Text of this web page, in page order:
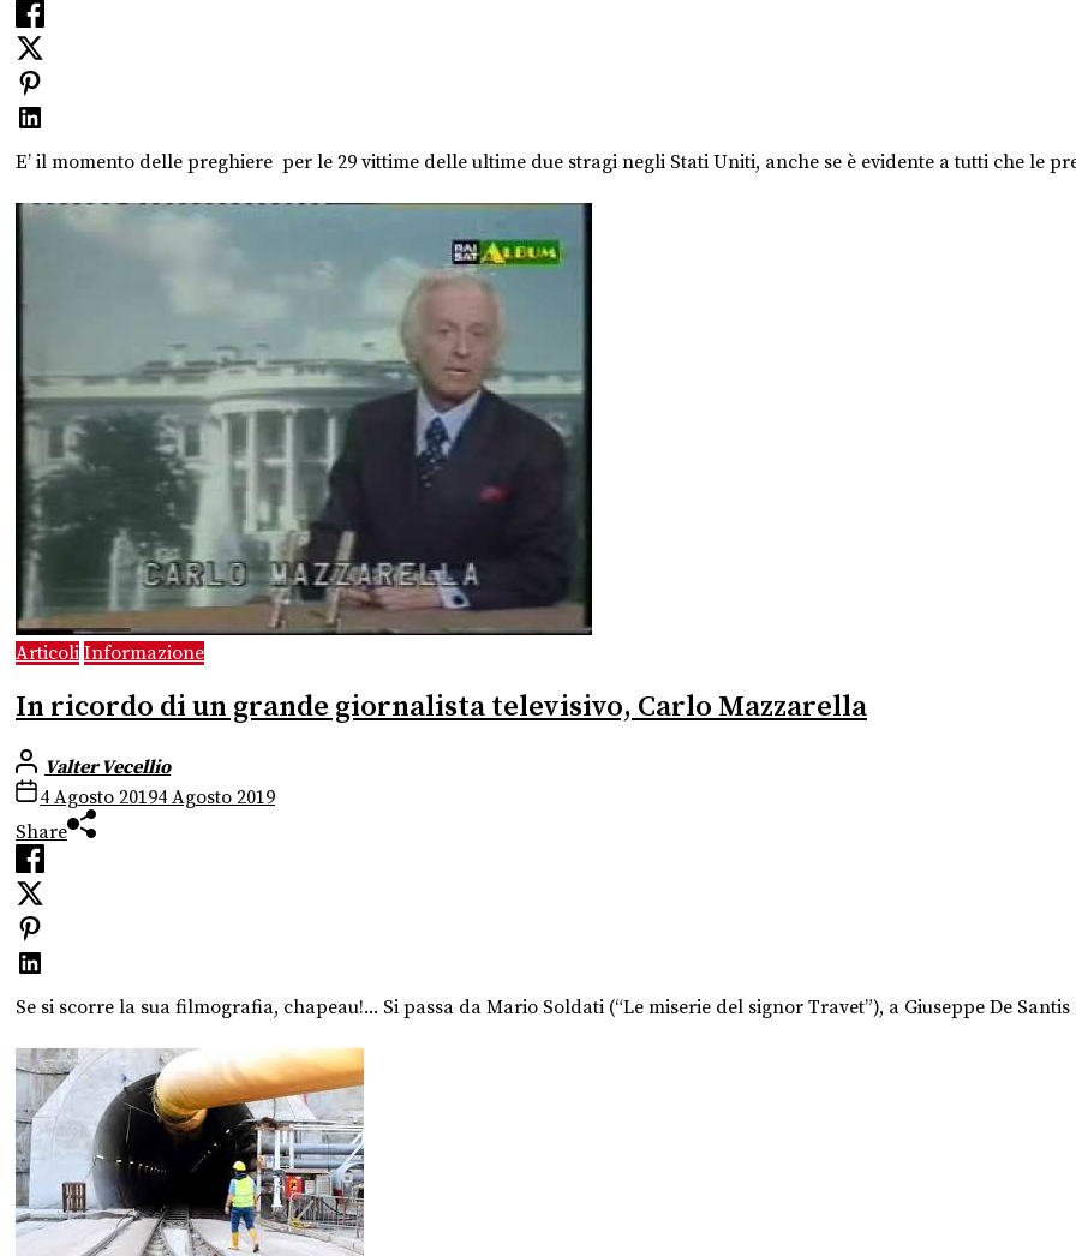
E’ il momento delle preghiere per le 29 vittime delle ultime due stragi negli Stati Uniti, anche se è evidente a tutti che le
Articoli Informazione
In ricordo di un grande giornalista televisivo, Carlo Mazzarella
Valter Vecellio
4 Agosto 20194 Agosto 2019
Share
Se si scorre la sua filmografia, chapeau!... Si passa da Mario Soldati (“Le miserie del signor Travet”), a Giuseppe De